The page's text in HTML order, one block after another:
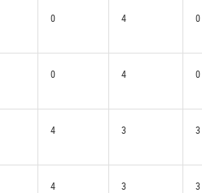
0 4 0
0 4 0
4 3 3
4 3 3